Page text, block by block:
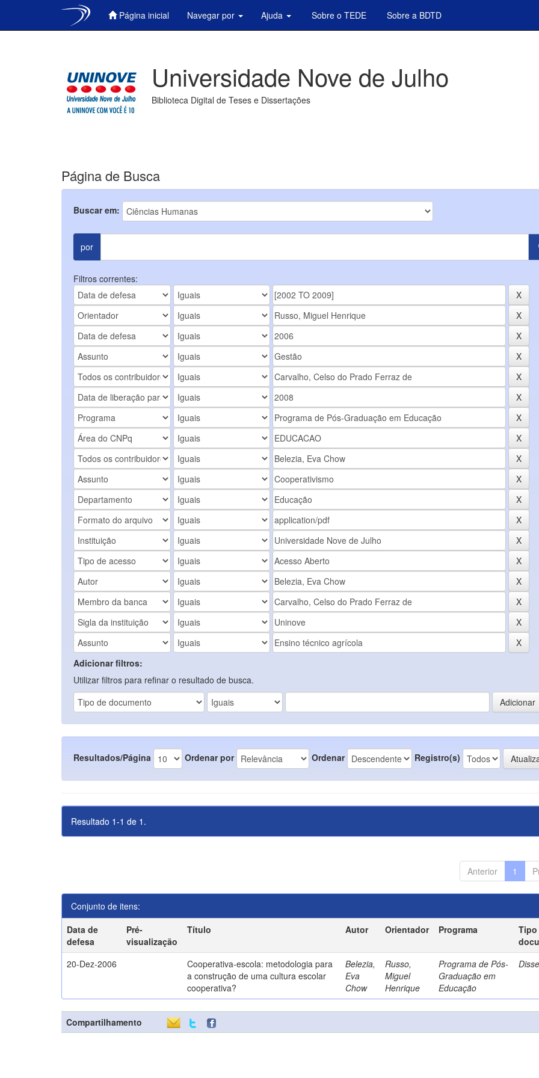
Página inicial Navegar por Ajuda Sobre o TEDE Sobre a BDTD
Universidade Nove de Julho
Biblioteca Digital de Teses e Dissertações
Página de Busca
Buscar em:
por
Filtros correntes:
Adicionar filtros:
Utilizar filtros para refinar o resultado de busca.
Resultados/Página Ordenar por Ordenar Registro(s)
Resultado 1-1 de 1.
Anterior 1
Conjunto de itens:
Data de
defesa
Pré-
visualização
Título Autor Orientador Programa
Tipo
20-Dez-2006
Cooperativa-escola: metodologia para
a construção de uma cultura escolar
cooperativa?
Belezia,
Eva
Chow
Russo,
Miguel
Henrique
Programa de Pós-
Graduação em
Educação
Compartilhamento